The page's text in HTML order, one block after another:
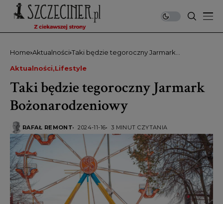
Home Aktualności Taki będzie tegoroczny Jarmark
Aktualności Lifestyle
Taki będzie tegoroczny Jarmark
Bożonarodzeniowy
RAFAŁ REMONT 2024-11-16 3 MINUT CZYTANIA